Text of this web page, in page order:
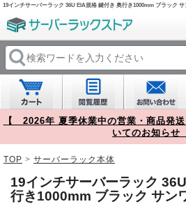
【 2026年 夏季休業中の営業・商品発
いてのお知らせ
TOP > サーバーラック本体
19インチサーバーラック
行き1000mm ブラック サン